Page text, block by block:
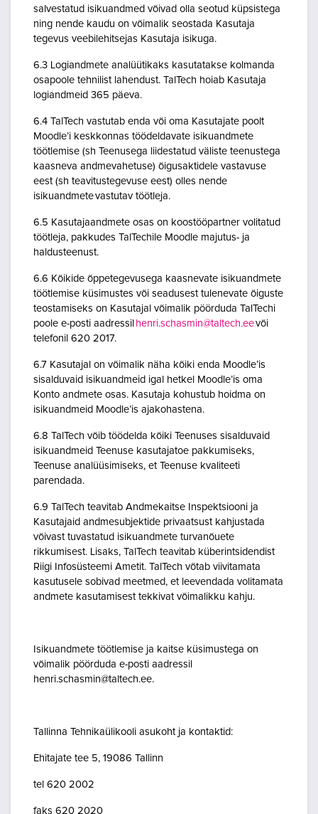
salvestatud isikuandmed võivad olla seotud küpsistega
ning nende kaudu on võimalik seostada Kasutaja
tegevus veebilehitsejas Kasutaja isikuga.
6.3 Logiandmete analüütikaks kasutatakse kolmanda
osapoole tehnilist lahendust. TalTech hoiab Kasutaja
logiandmeid 365 päeva.
6.4 TalTech vastutab enda või oma Kasutajate poolt
Moodle’i keskkonnas töödeldavate isikuandmete
töötlemise (sh Teenusega liidestatud väliste teenustega
kaasneva andmevahetuse) õigusaktidele vastavuse
eest (sh teavitustegevuse eest) olles nende
isikuandmete vastutav töötleja.
6.5 Kasutajaandmete osas on koostööpartner volitatud
töötleja, pakkudes TalTechile Moodle majutus- ja
haldusteenust.
6.6 Kõikide õppetegevusega kaasnevate isikuandmete
töötlemise küsimustes või seadusest tulenevate õiguste
teostamiseks on Kasutajal võimalik pöörduda TalTechi
poole e-posti aadressil henri.schasmin@taltech.eevõi
telefonil 620 2017.
6.7 Kasutajal on võimalik näha kõiki enda Moodle’is
sisalduvaid isikuandmeid igal hetkel Moodle’is oma
Konto andmete osas. Kasutaja kohustub hoidma on
isikuandmeid Moodle’is ajakohastena.
6.8 TalTech võib töödelda kõiki Teenuses sisalduvaid
isikuandmeid Teenuse kasutajatoe pakkumiseks,
Teenuse analüüsimiseks, et Teenuse kvaliteeti
parendada.
6.9 TalTech teavitab Andmekaitse Inspektsiooni ja
Kasutajaid andmesubjektide privaatsust kahjustada
võivast tuvastatud isikuandmete turvanõuete
rikkumisest. Lisaks, TalTech teavitab küberintsidendist
Riigi Infosüsteemi Ametit. TalTech võtab viivitamata
kasutusele sobivad meetmed, et leevendada volitamata
andmete kasutamisest tekkivat võimalikku kahju.
Isikuandmete töötlemise ja kaitse küsimustega on
võimalik pöörduda e-posti aadressil
henri.schasmin@taltech.ee.
Tallinna Tehnikaülikooli asukoht ja kontaktid:
Ehitajate tee 5, 19086 Tallinn
tel 620 2002
faks 620 2020